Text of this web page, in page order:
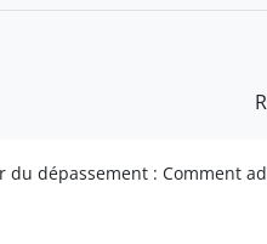
du dépassement : Comment